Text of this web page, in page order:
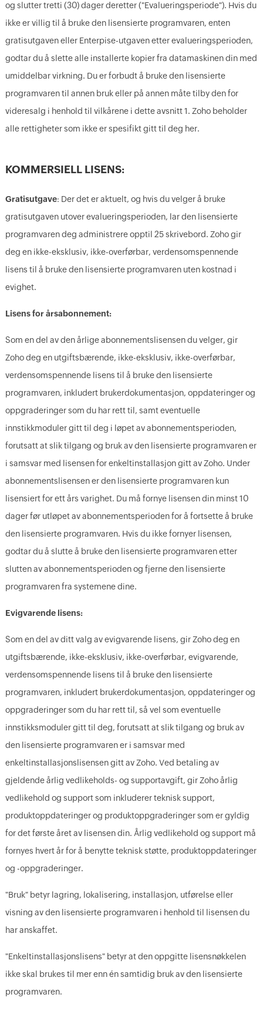
og slutter tretti (30) dager deretter ("Evalueringsperiode"). Hvis du
ikke er villig til å bruke den lisensierte programvaren, enten
gratisutgaven eller Enterpise-utgaven etter evalueringsperioden,
godtar du å slette alle installerte kopier fra datamaskinen din med
umiddelbar virkning. Du er forbudt å bruke den lisensierte
programvaren til annen bruk eller på annen måte tilby den for
videresalg i henhold til vilkårene i dette avsnitt 1. Zoho beholder
alle rettigheter som ikke er spesifikt gitt til deg her.
KOMMERSIELL LISENS:
Gratisutgave: Der det er aktuelt, og hvis du velger å bruke
gratisutgaven utover evalueringsperioden, lar den lisensierte
programvaren deg administrere opptil 25 skrivebord. Zoho gir
deg en ikke-eksklusiv, ikke-overførbar, verdensomspennende
lisens til å bruke den lisensierte programvaren uten kostnad i
evighet.
Lisens for årsabonnement:
Som en del av den årlige abonnementslisensen du velger, gir
Zoho deg en utgiftsbærende, ikke-eksklusiv, ikke-overførbar,
verdensomspennende lisens til å bruke den lisensierte
programvaren, inkludert brukerdokumentasjon, oppdateringer og
oppgraderinger som du har rett til, samt eventuelle
innstikkmoduler gitt til deg i løpet av abonnementsperioden,
forutsatt at slik tilgang og bruk av den lisensierte programvaren er
i samsvar med lisensen for enkeltinstallasjon gitt av Zoho. Under
abonnementslisensen er den lisensierte programvaren kun
lisensiert for ett års varighet. Du må fornye lisensen din minst 10
dager før utløpet av abonnementsperioden for å fortsette å bruke
den lisensierte programvaren. Hvis du ikke fornyer lisensen,
godtar du å slutte å bruke den lisensierte programvaren etter
slutten av abonnementsperioden og fjerne den lisensierte
programvaren fra systemene dine.
Evigvarende lisens:
Som en del av ditt valg av evigvarende lisens, gir Zoho deg en
utgiftsbærende, ikke-eksklusiv, ikke-overførbar, evigvarende,
verdensomspennende lisens til å bruke den lisensierte
programvaren, inkludert brukerdokumentasjon, oppdateringer og
oppgraderinger som du har rett til, så vel som eventuelle
innstikksmoduler gitt til deg, forutsatt at slik tilgang og bruk av
den lisensierte programvaren er i samsvar med
enkeltinstallasjonslisensen gitt av Zoho. Ved betaling av
gjeldende årlig vedlikeholds- og supportavgift, gir Zoho årlig
vedlikehold og support som inkluderer teknisk support,
produktoppdateringer og produktoppgraderinger som er gyldig
for det første året av lisensen din. Årlig vedlikehold og support må
fornyes hvert år for å benytte teknisk støtte, produktoppdateringer
og -oppgraderinger.
"Bruk" betyr lagring, lokalisering, installasjon, utførelse eller
visning av den lisensierte programvaren i henhold til lisensen du
har anskaffet.
"Enkeltinstallasjonslisens" betyr at den oppgitte lisensnøkkelen
ikke skal brukes til mer enn én samtidig bruk av den lisensierte
programvaren.